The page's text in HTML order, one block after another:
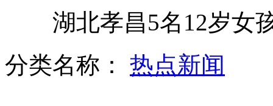
湖北孝昌5名12岁女
分类名称： 热点新闻